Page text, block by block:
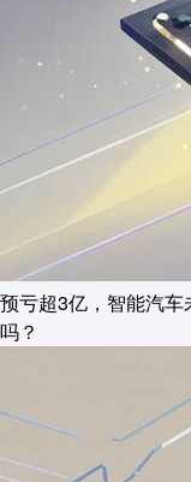
预亏超3亿，智能汽车
吗？